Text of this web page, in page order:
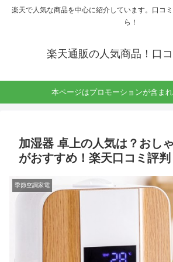
楽天で人気な商品を中心に紹介しています。口コ
ら！
楽天通販の人気商品！口
本ページはプロモーションが含まれ
加湿器 卓上の人気は？おし
がおすすめ！楽天口コミ評判
季節空調家電